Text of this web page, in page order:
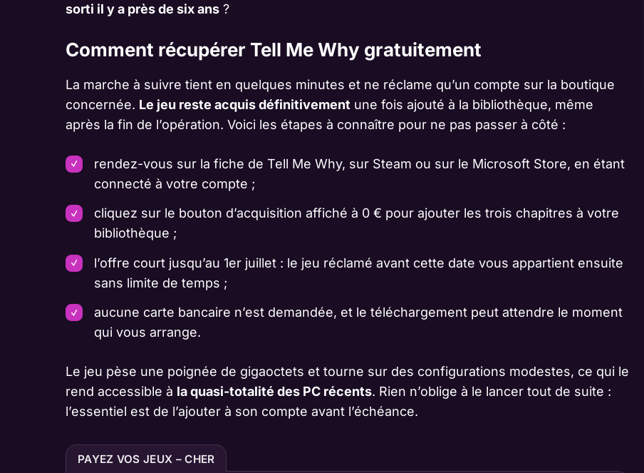
sorti il y a près de six ans ?
Comment récupérer Tell Me Why gratuitement
La marche à suivre tient en quelques minutes et ne réclame qu’un compte sur la boutique
concernée. Le jeu reste acquis définitivement une fois ajouté à la bibliothèque, même
après la fin de l’opération. Voici les étapes à connaître pour ne pas passer à côté :
rendez-vous sur la fiche de Tell Me Why, sur Steam ou sur le Microsoft Store, en étant
connecté à votre compte ;
cliquez sur le bouton d’acquisition affiché à 0 € pour ajouter les trois chapitres à votre
bibliothèque ;
l’offre court jusqu’au 1er juillet : le jeu réclamé avant cette date vous appartient ensuite
sans limite de temps ;
aucune carte bancaire n’est demandée, et le téléchargement peut attendre le moment
qui vous arrange.
Le jeu pèse une poignée de gigaoctets et tourne sur des configurations modestes, ce qui le
rend accessible à la quasi-totalité des PC récents. Rien n’oblige à le lancer tout de suite :
l’essentiel est de l’ajouter à son compte avant l’échéance.
PAYEZ VOS JEUX – CHER